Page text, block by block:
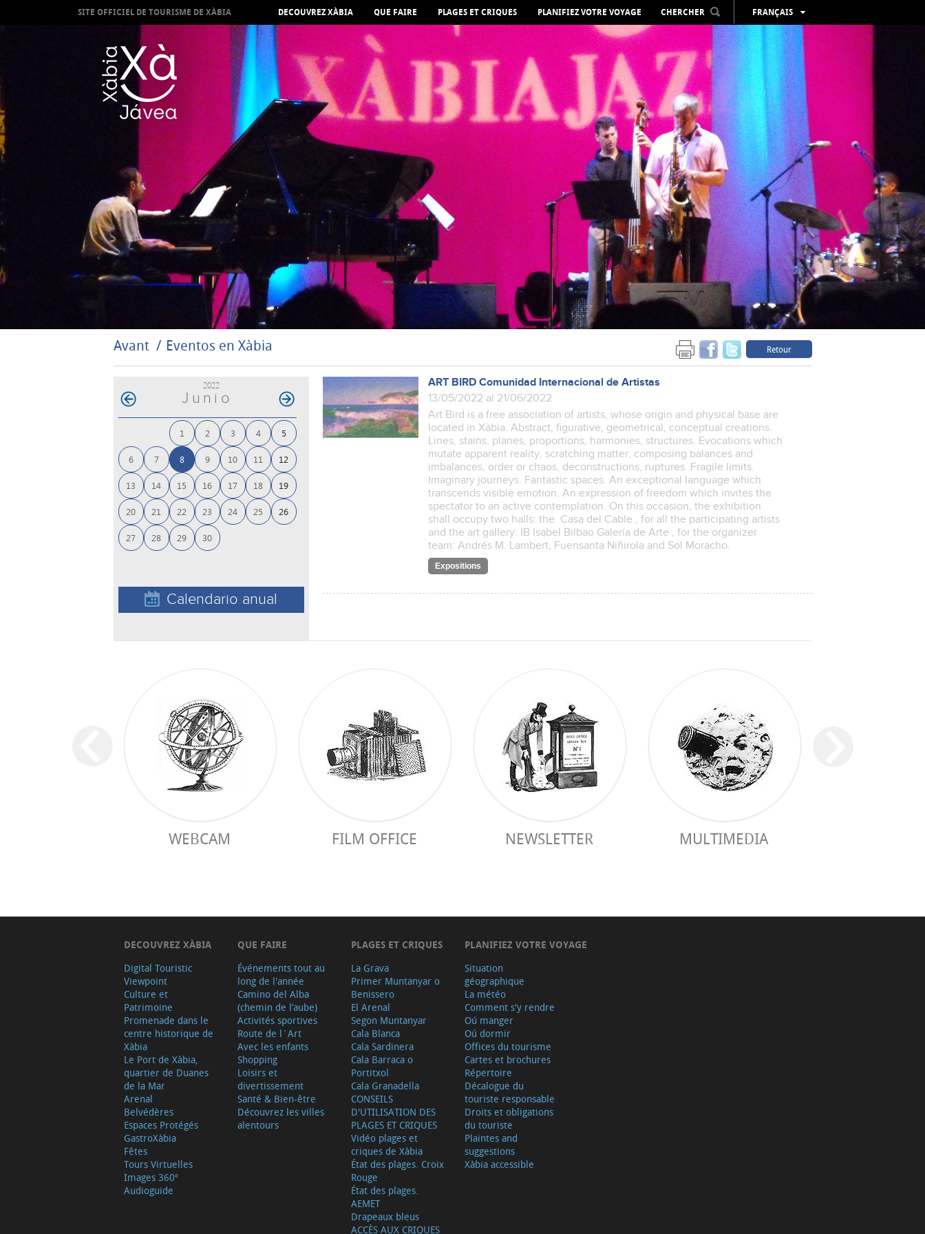
SITE OFFICIEL DE TOURISME DE XÀBIA DECOUVREZ XÀBIA QUE FAIRE PLAGES ET CRIQUES PLANIFIEZ VOTRE VOYAGE CHERCHER
FRANÇAIS
ESPAÑOL
VALENCIÀ
ENGLISH
DEUTSCH
РУССКИЙ
Avant Eventos en Xàbia Retour
2022
Junio
1 2 3 4 5
6 7 8 9 10 11 12
13 14 15 16 17 18 19
20 21 22 23 24 25 26
27 28 29 30
Calendario anual
ART BIRD Comunidad Internacional de Artistas
13/05/2022 al 21/06/2022
Art Bird is a free association of artists, whose origin and physical base are
located in Xàbia. Abstract, figurative, geometrical, conceptual creations.
Lines, stains, planes, proportions, harmonies, structures. Evocations which
mutate apparent reality, scratching matter, composing balances and
imbalances, order or chaos, deconstructions, ruptures. Fragile limits.
Imaginary journeys. Fantastic spaces. An exceptional language which
transcends visible emotion. An expression of freedom which invites the
spectator to an active contemplation. On this occasion, the exhibition
shall occupy two halls: the Casa del Cable , for all the participating artists
and the art gallery: IB Isabel Bilbao Galería de Arte , for the organizer
team: Andrés M. Lambert, Fuensanta Niñirola and Sol Moracho.
Expositions
WEBCAM FILM OFFICE NEWSLETTER MULTIMEDIA
DECOUVREZ XÀBIA
Digital Touristic
Viewpoint
Culture et
Patrimoine
Promenade dans le
centre historique de
Xàbia
Le Port de Xàbia,
quartier de Duanes
de la Mar
Arenal
Belvédères
Espaces Protégés
GastroXàbia
Fêtes
Tours Virtuelles
Images 360º
Audioguide
QUE FAIRE
Événements tout au
long de l'année
Camino del Alba
(chemin de l’aube)
Activités sportives
Route de l´Art
Avec les enfants
Shopping
Loisirs et
divertissement
Santé & Bien-être
Découvrez les villes
alentours
PLAGES ET CRIQUES
La Grava
Primer Muntanyar o
Benissero
El Arenal
Segon Muntanyar
Cala Blanca
Cala Sardinera
Cala Barraca o
Portitxol
Cala Granadella
CONSEILS
D'UTILISATION DES
PLAGES ET CRIQUES
Vidéo plages et
criques de Xàbia
État des plages. Croix
Rouge
État des plages.
AEMET
Drapeaux bleus
ACCÈS AUX CRIQUES
PLANIFIEZ VOTRE VOYAGE
Situation
géographique
La météo
Comment s'y rendre
Oú manger
Oú dormir
Offices du tourisme
Cartes et brochures
Répertoire
Décalogue du
touriste responsable
Droits et obligations
du touriste
Plaintes and
suggestions
Xàbia accessible